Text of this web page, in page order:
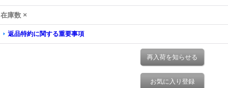
在庫数 ×
返品特約に関する重要事項
再入荷を知らせる
お気に入り登録